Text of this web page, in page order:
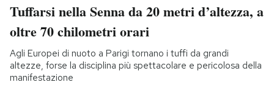
Tuffarsi nella Senna da 20 metri d’altezza, a
oltre 70 chilometri orari
Agli Europei di nuoto a Parigi tornano i tuffi da grandi
altezze, forse la disciplina più spettacolare e pericolosa della
manifestazione